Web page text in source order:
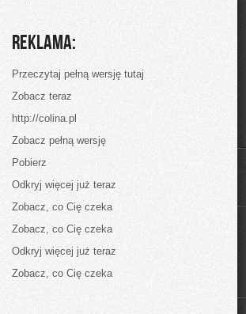
Reklama:
Przeczytaj pełną wersję tutaj
Zobacz teraz
http://colina.pl
Zobacz pełną wersję
Pobierz
Odkryj więcej już teraz
Zobacz, co Cię czeka
Zobacz, co Cię czeka
Odkryj więcej już teraz
Zobacz, co Cię czeka